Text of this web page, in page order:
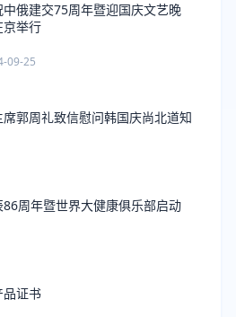
中俄建交75周年暨迎国庆文艺晚
京举行
09-25
郭周礼致信慰问韩国庆尚北道知
周年暨世界大健康俱乐部启动
品证书